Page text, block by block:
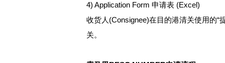
4) Application Form 申请表 (Excel)
收货人(Consignee)在目的港清关使用的
关。